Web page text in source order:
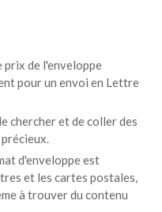
prix de l'enveloppe
pour un envoi en Lettre
chercher et de coller des
d'enveloppe est
et les cartes postales,
à trouver du contenu